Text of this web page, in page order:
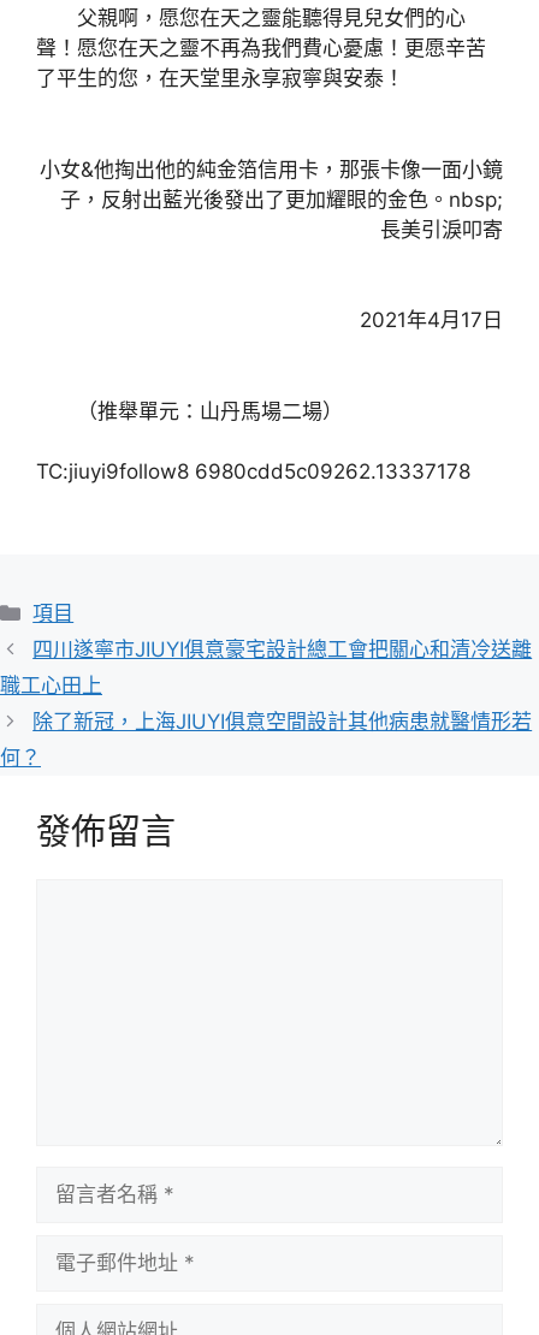
父親啊，愿您在天之靈能聽得見兒女們的心
聲！愿您在天之靈不再為我們費心憂慮！更愿辛苦
了平生的您，在天堂里永享寂寧與安泰！
小女&他掏出他的純金箔信用卡，那張卡像一面小鏡
子，反射出藍光後發出了更加耀眼的金色。nbsp;
長美引淚叩寄
2021年4月17日
（推舉單元：山丹馬場二場）
TC:jiuyi9follow8 6980cdd5c09262.13337178
分
類
項目
四川遂寧市JIUYI俱意豪宅設計總工會把關心和清冷送離
職工心田上
除了新冠，上海JIUYI俱意空間設計其他病患就醫情形若
何？
發佈留言